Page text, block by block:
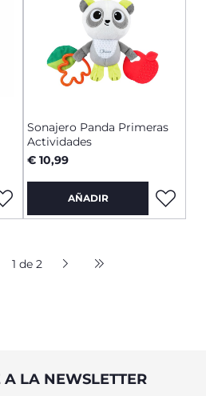
Sonajero Panda Primeras
Actividades
€ 10,99
AÑADIR
1 de 2
A LA NEWSLETTER